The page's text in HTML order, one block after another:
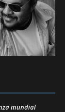
mundial